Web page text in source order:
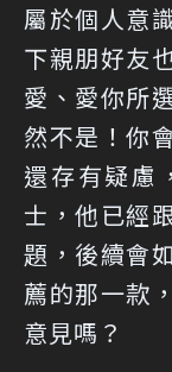
屬於個人意
下親朋好友
愛、愛你所
然不是！你
還存有疑慮
士，他已經
題，後續會
薦的那一款
意見嗎？